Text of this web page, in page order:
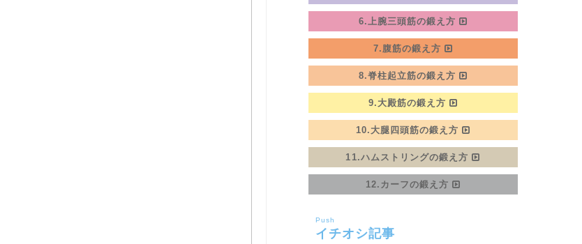
6.上腕三頭筋の鍛え方
7.腹筋の鍛え方
8.脊柱起立筋の鍛え方
9.大殿筋の鍛え方
10.大腿四頭筋の鍛え方
11.ハムストリングの鍛え方
12.カーフの鍛え方
Push
イチオシ記事